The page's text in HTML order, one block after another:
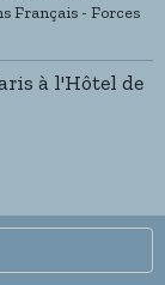
Français - Forces
à l'Hôtel de